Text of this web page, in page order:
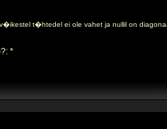
t�htedel ei ole vahet ja nullil on
*